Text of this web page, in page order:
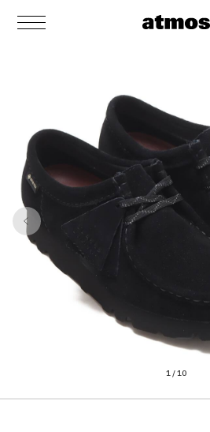
MEN
ウェア
バッグ
アクセサリー
その他
アディダス ピックアップ
シューズ
ブーツ
サンダル
その他
すべてのシューズ
ライフスタイルランニング
ウェア
アウター
パンツ
ソックス
アンダーウェア
バッグ
バックパック / リュック
ショルダー / メッセンジャーバッグ
トート / エコバッグ
クラッチ / セカンドバッグ
ウエストバッグ
その他
すべてのバッグ
アクセサリー
ポーチ / ウォレット
帽子
グッズ / アクセサリー
その他
すべてのアクセサリー
その他
シューケア / グッズ
おもちゃ / フィギュア
その他
すべてのその他
WOMENS
ウェア
バッグ
アクセサリー
その他
アディダス ピックアップ
シューズ
ブーツ
サンダル / パンプス
その他
すべてのシューズ
ライフスタイルランニング
ウェア
アウター
パンツ
ワンピース
スカート
ソックス
アンダーウェア
すべてのウェア
バッグ
バックパック / リュック
ショルダー / メッセンジャーバッグ
トート / エコバッグ
クラッチ / セカンドバッグ
ウエストバッグ
その他
すべてのバッグ
アクセサリー
ポーチ / ウォレット
帽子
グッズ / アクセサリー
その他
すべてのアクセサリー
その他
シューケア / グッズ
おもちゃ / フィギュア
その他
すべてのその他
1 /10
1 10